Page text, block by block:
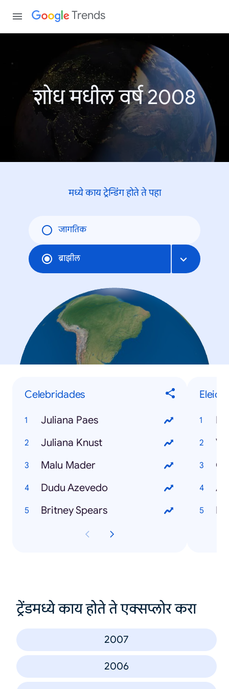
Trends
शोध मधील वर्ष 2008
मध्ये काय ट्रेन्डिंंग होते ते पहा
जागतिक
ब्राझील
Celebridades
Juliana Paes
Juliana Knust
Malu Mader
Dudu Azevedo
Britney Spears
ट्रेंडमध्ये काय होते ते एक्सप्लोर करा
2007
2006